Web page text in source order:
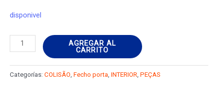
disponivel
Fechadura
frente
esquerda
VOLVO
AGREGAR AL
CARRITO
Categorías: COLISÃO Fecho porta INTERIOR PEÇAS